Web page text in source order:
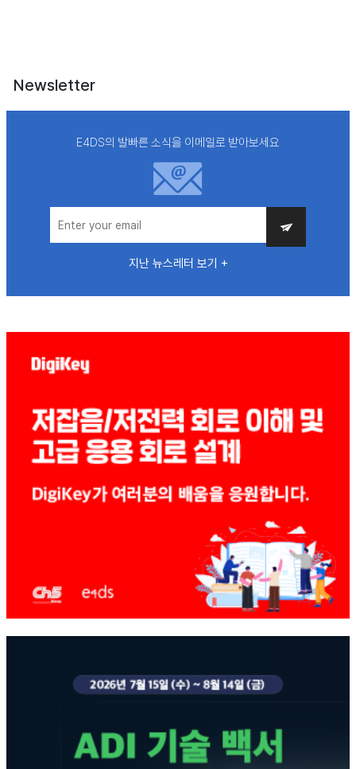
Newsletter
E4DS의 발빠른 소식을 이메일로 받아보세요
지난 뉴스레터 보기 +